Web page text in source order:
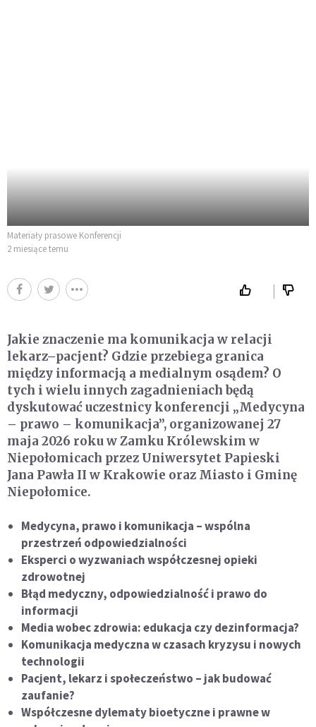
Materiały prasowe Konferencji
2 miesiące temu
Jakie znaczenie ma komunikacja w relacji
lekarz–pacjent? Gdzie przebiega granica
między informacją a medialnym osądem? O
tych i wielu innych zagadnieniach będą
dyskutować uczestnicy konferencji „Medycyna
– prawo – komunikacja”, organizowanej 27
maja 2026 roku w Zamku Królewskim w
Niepołomicach przez Uniwersytet Papieski
Jana Pawła II w Krakowie oraz Miasto i Gminę
Niepołomice.
Medycyna, prawo i komunikacja – wspólna
przestrzeń odpowiedzialności
Eksperci o wyzwaniach współczesnej opieki
zdrowotnej
Błąd medyczny, odpowiedzialność i prawo do
informacji
Media wobec zdrowia: edukacja czy dezinformacja?
Komunikacja medyczna w czasach kryzysu i nowych
technologii
Pacjent, lekarz i społeczeństwo – jak budować
zaufanie?
Współczesne dylematy bioetyczne i prawne w